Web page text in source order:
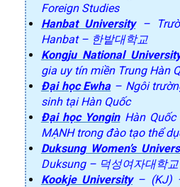
Foreign Studies
Hanbat University–
Hanbat – 한밭대학교
Kongju National
gia uy tín miền Trung Hàn
Đại học Ewha– Ngôi
sinh tại Hàn Quốc
Đại học YonginHàn Quốc
MẠNH trong đào tạo thể
Duksung Women’s
Duksung – 덕성여자대학교
Kookje University– (KJ)